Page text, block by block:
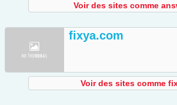
Voir des sites comme
fixya.com
Voir des sites comme